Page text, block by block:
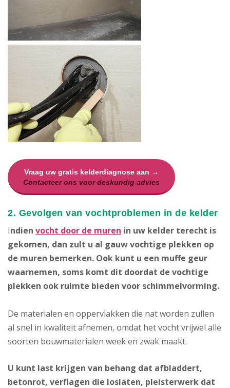
Vraag uw gratis kelderdiagnose aan →
Contacteer ons voor deskundig advies
2. Gevolgen van vochtproblemen in de kelder
Indien vocht door de muren in uw kelder terecht is
gekomen, dan zult u al gauw vochtige plekken op
de muren bemerken. Ook kunt u een muffe geur
waarnemen, soms komt dit doordat de vochtige
plekken ook ruimte bieden voor schimmelvorming.
De materialen en oppervlakken die nat worden zullen
al snel in kwaliteit afnemen, omdat het vocht vrijwel alle
soorten bouwmaterialen week en zwak maakt.
U kunt last krijgen van behang dat afbladdert,
betonrot, verflagen die loslaten, pleisterwerk dat